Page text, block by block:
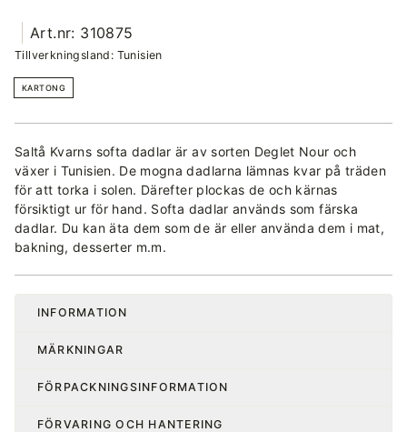
Art.nr: 310875
Tillverkningsland: Tunisien
KARTONG
Saltå Kvarns softa dadlar är av sorten Deglet Nour och
växer i Tunisien. De mogna dadlarna lämnas kvar på träden
för att torka i solen. Därefter plockas de och kärnas
försiktigt ur för hand. Softa dadlar används som färska
dadlar. Du kan äta dem som de är eller använda dem i mat,
bakning, desserter m.m.
INFORMATION
MÄRKNINGAR
FÖRPACKNINGSINFORMATION
FÖRVARING OCH HANTERING